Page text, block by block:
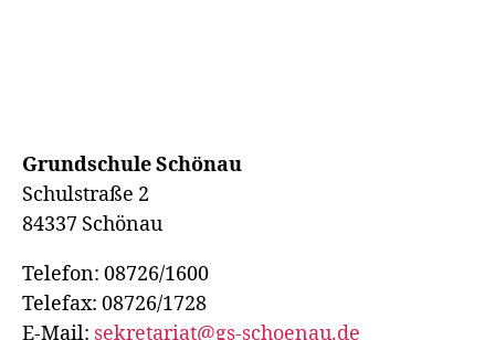
Grundschule Schönau
Schulstraße 2
84337 Schönau
Telefon: 08726/1600
Telefax: 08726/1728
E-Mail: sekretariat@gs-schoenau.de